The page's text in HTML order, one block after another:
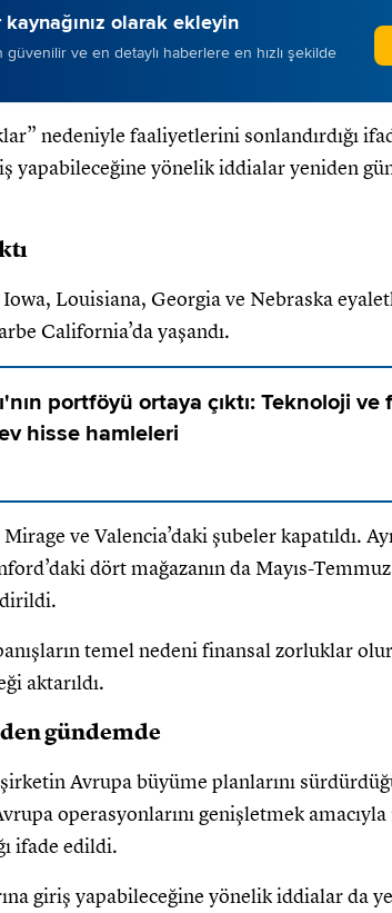
olarak ekleyin
ve en detaylı haberlere en hızlı şekilde
nedeniyle faaliyetlerini sonlandırdığı
yapabileceğine yönelik iddialar yeniden
Louisiana, Georgia ve Nebraska
California’da yaşandı.
portföyü ortaya çıktı: Teknoloji ve
hisse hamleleri
ve Valencia’daki şubeler kapatıldı.
dört mağazanın da Mayıs-
temel nedeni finansal zorluklar
aktarıldı.
gündemde
Avrupa büyüme planlarını
operasyonlarını genişletmek amacıyla
ifade edildi.
giriş yapabileceğine yönelik iddialar da